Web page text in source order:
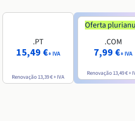
.PT
15,49 €+ IVA
Renovação 13,39 €+ IVA
Oferta
.COM
7,99 €+ IVA
Renovação 13,49 €+